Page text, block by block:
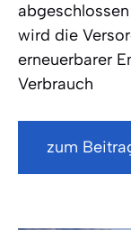
wird die
erneuerbarer
Verbrauch
zum